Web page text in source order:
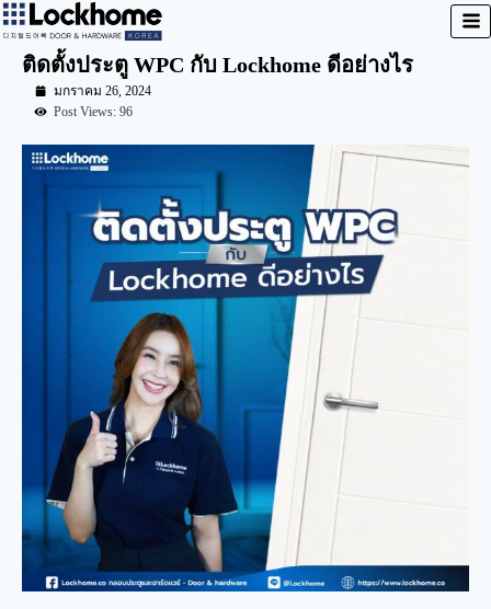
ติดตั้งประตู WPC กับ Lockhome ดีอย่างไร
มกราคม 26, 2024
Post Views: 96